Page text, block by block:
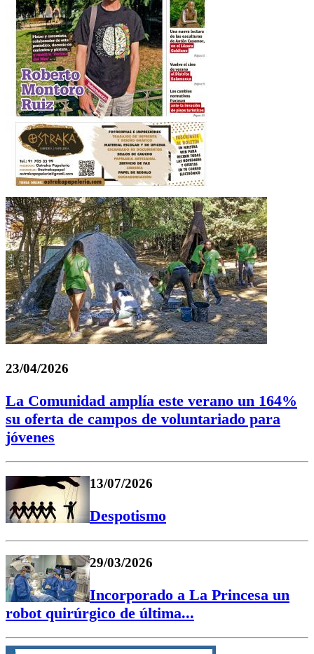
23/04/2026
La Comunidad amplía este verano un 164%
su oferta de campos de voluntariado para
jóvenes
13/07/2026
Despotismo
29/03/2026
Incorporado a La Princesa un
robot quirúrgico de última...